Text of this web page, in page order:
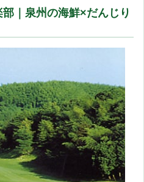
｜泉州の海鮮×だんじり